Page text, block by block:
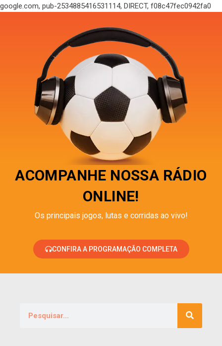
google.com, pub-2534885416531114, DIRECT, f08c47fec0942fa0
ACOMPANHE NOSSA RÁDIO
ONLINE!
Os principais jogos, lutas e corridas ao vivo!
CONFIRA A PROGRAMAÇÃO COMPLETA